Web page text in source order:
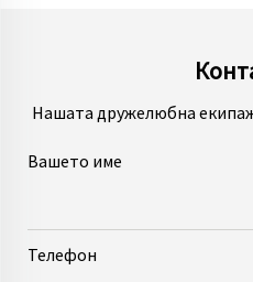
Нашата дружелюбна
Вашето име
Телефон